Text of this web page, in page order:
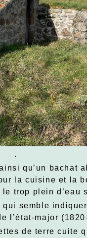
.
qu’un bachat
la cuisine et la
trop plein d’eau
semble
l’état-major
de terre cuite